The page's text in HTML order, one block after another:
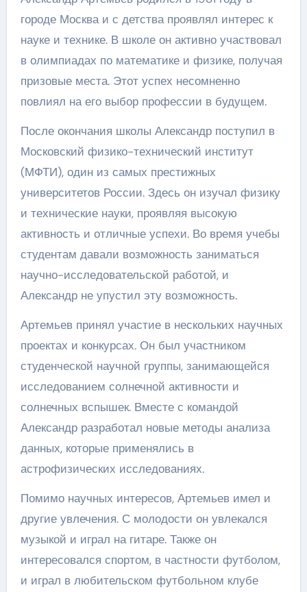
городе Москва и с детства проявлял интерес к
науке и технике. В школе он активно участвовал
в олимпиадах по математике и физике, получая
призовые места. Этот успех несомненно
повлиял на его выбор профессии в будущем.
После окончания школы Александр поступил в
Московский физико-технический институт
(МФТИ), один из самых престижных
университетов России. Здесь он изучал физику
и технические науки, проявляя высокую
активность и отличные успехи. Во время учебы
студентам давали возможность заниматься
научно-исследовательской работой, и
Александр не упустил эту возможность.
Артемьев принял участие в нескольких научных
проектах и конкурсах. Он был участником
студенческой научной группы, занимающейся
исследованием солнечной активности и
солнечных вспышек. Вместе с командой
Александр разработал новые методы анализа
данных, которые применялись в
астрофизических исследованиях.
Помимо научных интересов, Артемьев имел и
другие увлечения. С молодости он увлекался
музыкой и играл на гитаре. Также он
интересовался спортом, в частности футболом,
и играл в любительском футбольном клубе